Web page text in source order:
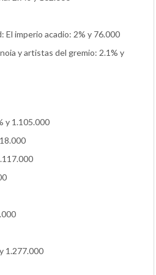
El imperio acadio: 2% y 76.000
y artistas del gremio: 2.1% y
y 1.105.000
1.277.000